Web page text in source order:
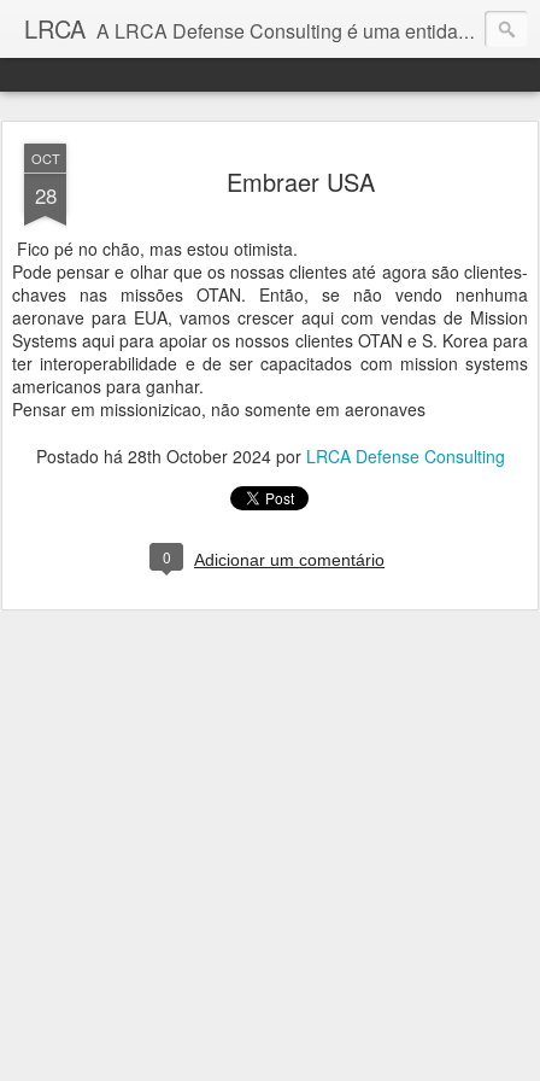
LRCA A LRCA Defense Consulting é uma entidade sem fins lucrativos que se dedica a produzir e divulgar notícias e análises sobre as Empresas de Defesa. Não somos jornalistas e nem este é um blog jornalístico.
OCT
28 Embraer USA
Fico pé no chão, mas estou otimista.
Pode pensar e olhar que os nossas clientes até agora são clientes-
chaves nas missões OTAN. Então, se não vendo nenhuma
aeronave para EUA, vamos crescer aqui com vendas de Mission
Systems aqui para apoiar os nossos clientes OTAN e S. Korea para
ter interoperabilidade e de ser capacitados com mission systems
americanos para ganhar.
Pensar em missionizicao, não somente em aeronaves
Postado há 28th October 2024por LRCA Defense Consulting
0 Adicionar um comentário